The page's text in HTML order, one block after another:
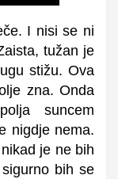
I nisi se ni
tužan je
stižu. Ova
zna. Onda
suncem
nigdje nema.
je ne bih
bih se